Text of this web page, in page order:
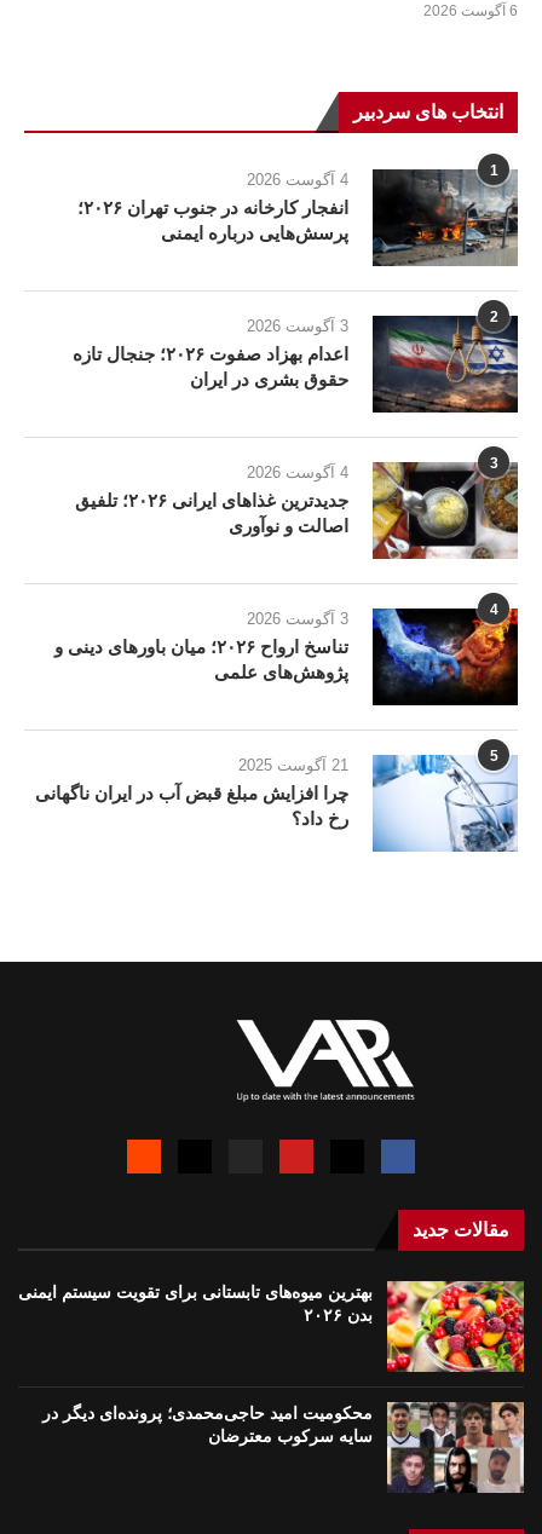
6 آگوست 2026
انتخاب های سردبیر
1 4 آگوست 2026
انفجار کارخانه در جنوب تهران ۲۰۲۶؛
پرسش‌هایی درباره ایمنی
2 3 آگوست 2026
اعدام بهزاد صفوت ۲۰۲۶؛ جنجال تازه
حقوق بشری در ایران
3 4 آگوست 2026
جدیدترین غذاهای ایرانی ۲۰۲۶؛ تلفیق
اصالت و نوآوری
4 3 آگوست 2026
تناسخ ارواح ۲۰۲۶؛ میان باورهای دینی و
پژوهش‌های علمی
5 21 آگوست 2025
چرا افزایش مبلغ قبض آب در ایران ناگهانی
رخ داد؟
مقالات جدید
بهترین میوه‌های تابستانی برای تقویت سیستم ایمنی
بدن ۲۰۲۶
محکومیت امید حاجی‌محمدی؛ پرونده‌ای دیگر در
سایه سرکوب معترضان